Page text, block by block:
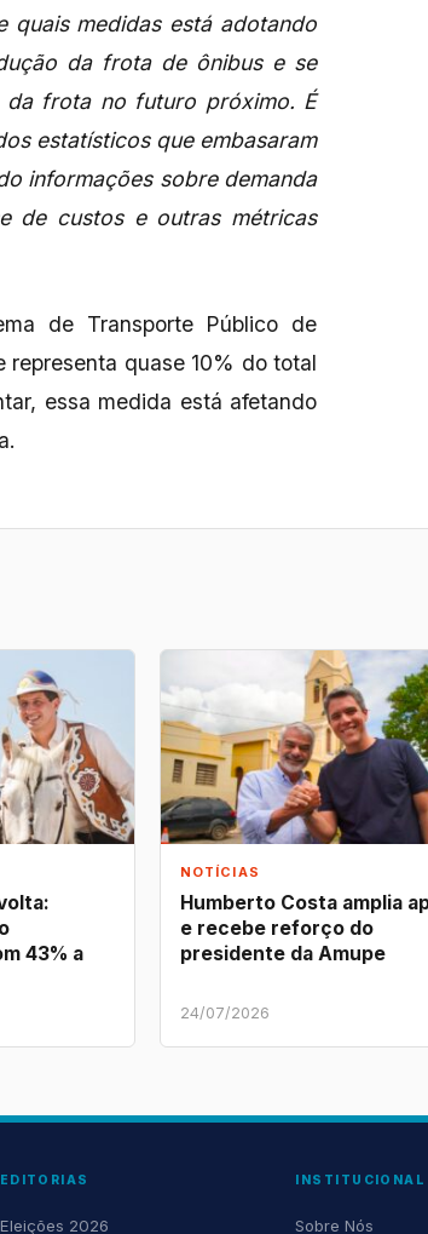
quais medidas está adotando
da frota de ônibus e se
da frota no futuro próximo. É
estatísticos que embasaram
informações sobre demanda
de custos e outras métricas
de Transporte Público de
representa quase 10% do total
essa medida está afetando
43% a
NOTÍCIAS
Humberto Costa amplia
e recebe reforço do
presidente da Amupe
24/07/2026
EDITORIAS
Eleições 2026
INSTITUCIONAL
Sobre Nós